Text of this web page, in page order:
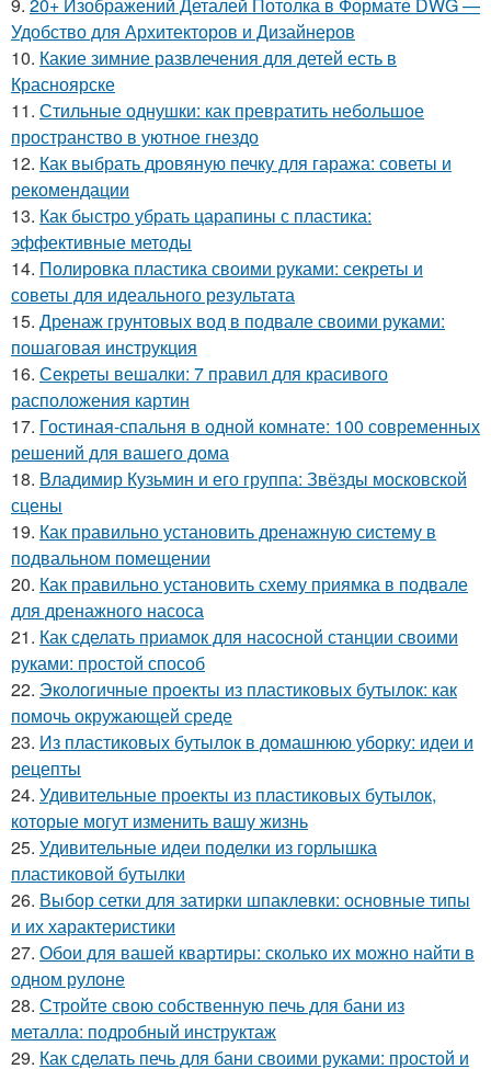
9. 20+ Изображений Деталей Потолка в Формате DWG —
Удобство для Архитекторов и Дизайнеров
10. Какие зимние развлечения для детей есть в
Красноярске
11. Стильные однушки: как превратить небольшое
пространство в уютное гнездо
12. Как выбрать дровяную печку для гаража: советы и
рекомендации
13. Как быстро убрать царапины с пластика:
эффективные методы
14. Полировка пластика своими руками: секреты и
советы для идеального результата
15. Дренаж грунтовых вод в подвале своими руками:
пошаговая инструкция
16. Секреты вешалки: 7 правил для красивого
расположения картин
17. Гостиная-спальня в одной комнате: 100 современных
решений для вашего дома
18. Владимир Кузьмин и его группа: Звёзды московской
сцены
19. Как правильно установить дренажную систему в
подвальном помещении
20. Как правильно установить схему приямка в подвале
для дренажного насоса
21. Как сделать приамок для насосной станции своими
руками: простой способ
22. Экологичные проекты из пластиковых бутылок: как
помочь окружающей среде
23. Из пластиковых бутылок в домашнюю уборку: идеи и
рецепты
24. Удивительные проекты из пластиковых бутылок,
которые могут изменить вашу жизнь
25. Удивительные идеи поделки из горлышка
пластиковой бутылки
26. Выбор сетки для затирки шпаклевки: основные типы
и их характеристики
27. Обои для вашей квартиры: сколько их можно найти в
одном рулоне
28. Стройте свою собственную печь для бани из
металла: подробный инструктаж
29. Как сделать печь для бани своими руками: простой и